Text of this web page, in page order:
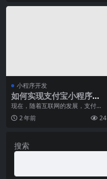
小程序开发
如何实现支付宝小程序之
间的跳转？
现在，随着互联网的发展，支付宝
已经成为许多人使用的支付工具。
随着支付宝小程序的推
2 年前 24
搜索